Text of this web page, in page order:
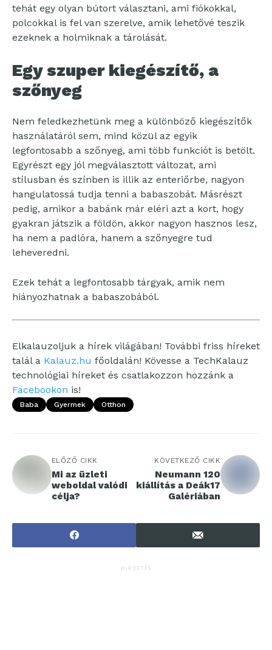
tehát egy olyan bútort választani, ami fiókokkal,
polcokkal is fel van szerelve, amik lehetővé teszik
ezeknek a holmiknak a tárolását.
Egy szuper kiegészítő, a
szőnyeg
Nem feledkezhetünk meg a különböző kiegészítők
használatáról sem, mind közül az egyik
legfontosabb a szőnyeg, ami több funkciót is betölt.
Egyrészt egy jól megválasztott változat, ami
stílusban és színben is illik az enteriőrbe, nagyon
hangulatossá tudja tenni a babaszobát. Másrészt
pedig, amikor a babánk már eléri azt a kort, hogy
gyakran játszik a földön, akkor nagyon hasznos lesz,
ha nem a padlóra, hanem a szőnyegre tud
leheveredni.
Ezek tehát a legfontosabb tárgyak, amik nem
hiányozhatnak a babaszobából.
Elkalauzoljuk a hírek világában! További friss híreket
talál a Kalauz.hu főoldalán! Kövesse a TechKalauz
technológiai híreket és csatlakozzon hozzánk a
Facebookon is!
Baba Gyermek Otthon
ELŐZŐ CIKK
Mi az üzleti
weboldal valódi
célja?
KÖVETKEZŐ CIKK
Neumann 120
kiállítás a Deák17
Galériában
HIRDETÉS